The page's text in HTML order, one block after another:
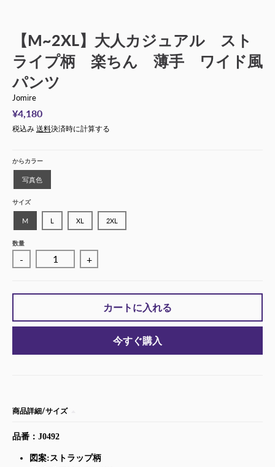
【M~2XL】大人カジュアル スト
ライプ柄 楽ちん 薄手 ワイド風
パンツ
Jomire
¥4,180
税込み 送料決済時に計算する
からカラー
写真色
サイズ
M L XL 2XL
数量
- +
カートに入れる
今すぐ購入
商品詳細/サイズ
品番：J0492
図案:ストラップ柄